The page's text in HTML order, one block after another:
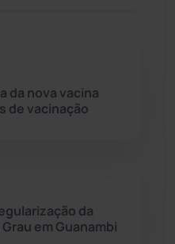
(50)
da nova vacina
de vacinação
da
em Guanambi